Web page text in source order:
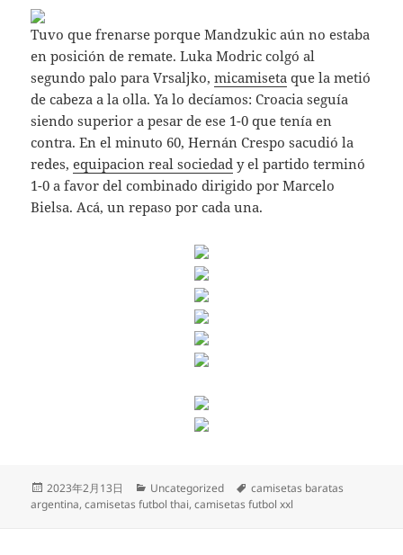
Tuvo que frenarse porque Mandzukic aún no estaba
en posición de remate. Luka Modric colgó al
segundo palo para Vrsaljko,micamiseta que la metió
de cabeza a la olla. Ya lo decíamos: Croacia seguía
siendo superior a pesar de ese 1-0 que tenía en
contra. En el minuto 60, Hernán Crespo sacudió la
redes,equipacion real sociedad y el partido terminó
1-0 a favor del combinado dirigido por Marcelo
Bielsa. Acá, un repaso por cada una.
Publicado
el
2023年2月13日 Categorías
Uncategorized Etiquetas
camisetas baratas
argentina,camisetas futbol thai,camisetas futbol xxl